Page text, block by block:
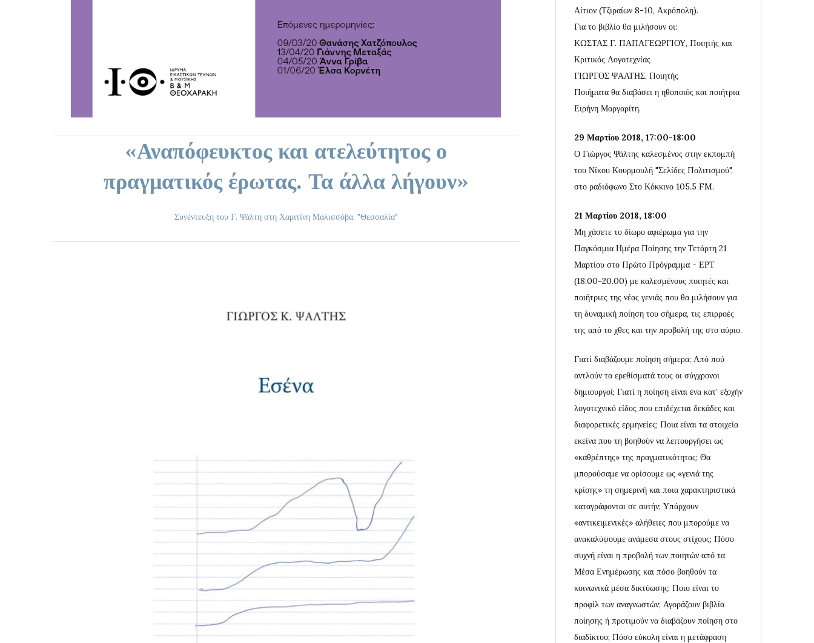
«Αναπόφευκτος και ατελεύτητος ο
πραγματικός έρωτας. Τα άλλα λήγουν»
Συνέντευξη του Γ. Ψάλτη στη Χαριτίνη Μαλισσόβα, "Θεσσαλία"
Αίτιον (Τζιραίων 8-10, Ακρόπολη).
Για το βιβλίο θα μιλήσουν οι:
ΚΩΣΤΑΣ Γ. ΠΑΠΑΓΕΩΡΓΙΟΥ, Ποιητής και
Κριτικός Λογοτεχνίας
ΓΙΩΡΓΟΣ ΨΑΛΤΗΣ, Ποιητής
Ποιήματα θα διαβάσει η ηθοποιός και ποιήτρια
Ειρήνη Μαργαρίτη.
29 Μαρτίου 2018, 17:00-18:00
Ο Γιώργος Ψάλτης καλεσμένος στην εκπομπή
του Νίκου Κουρμουλή "Σελίδες Πολιτισμού",
στο ραδιόφωνο Στο Κόκκινο 105.5 FM.
21 Μαρτίου 2018, 18:00
Μη χάσετε το δίωρο αφιέρωμα για την
Παγκόσμια Ημέρα Ποίησης την Τετάρτη 21
Μαρτίου στο Πρώτο Πρόγραμμα - ΕΡΤ
(18.00-20.00) με καλεσμένους ποιητές και
ποιήτριες της νέας γενιάς που θα μιλήσουν για
τη δυναμική ποίηση του σήμερα, τις επιρροές
της από το χθες και την προβολή της στο αύριο.
Γιατί διαβάζουμε ποίηση σήμερα; Από πού
αντλούν τα ερεθίσματά τους οι σύγχρονοι
δημιουργοί; Γιατί η ποίηση είναι ένα κατ’ εξοχήν
λογοτεχνικό είδος που επιδέχεται δεκάδες και
διαφορετικές ερμηνείες; Ποια είναι τα στοιχεία
εκείνα που τη βοηθούν να λειτουργήσει ως
«καθρέπτης» της πραγματικότητας; Θα
μπορούσαμε να ορίσουμε ως «γενιά της
κρίσης» τη σημερινή και ποια χαρακτηριστικά
καταγράφονται σε αυτήν; Υπάρχουν
«αντικειμενικές» αλήθειες που μπορούμε να
ανακαλύψουμε ανάμεσα στους στίχους; Πόσο
συχνή είναι η προβολή των ποιητών από τα
Μέσα Ενημέρωσης και πόσο βοηθούν τα
κοινωνικά μέσα δικτύωσης; Ποιο είναι το
προφίλ των αναγνωστών; Αγοράζουν βιβλία
ποίησης ή προτιμούν να διαβάζουν ποίηση στο
διαδίκτυο; Πόσο εύκολη είναι η μετάφραση